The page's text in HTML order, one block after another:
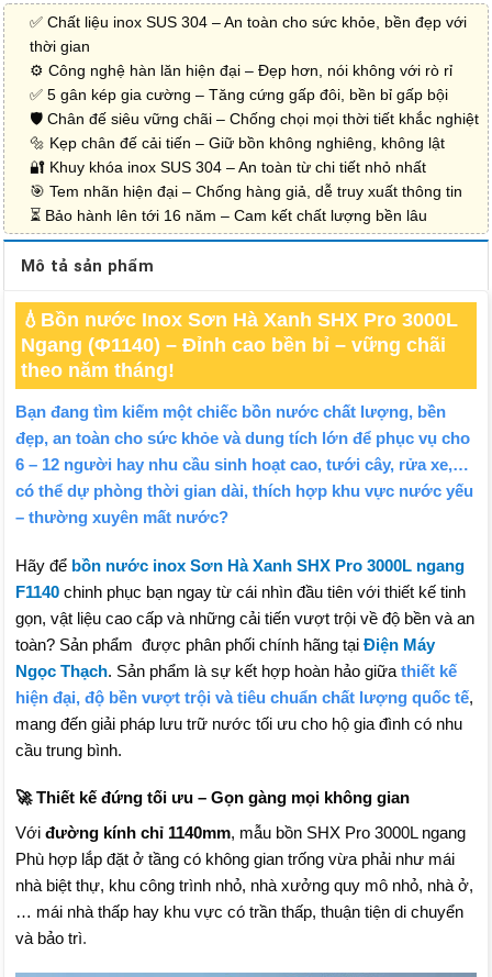
✅ Chất liệu inox SUS 304 – An toàn cho sức khỏe, bền đẹp với
thời gian
⚙️ Công nghệ hàn lăn hiện đại – Đẹp hơn, nói không với rò rỉ
✅ 5 gân kép gia cường – Tăng cứng gấp đôi, bền bỉ gấp bội
🛡️ Chân đế siêu vững chãi – Chống chọi mọi thời tiết khắc nghiệt
🔩 Kẹp chân đế cải tiến – Giữ bồn không nghiêng, không lật
🔐 Khuy khóa inox SUS 304 – An toàn từ chi tiết nhỏ nhất
🎯 Tem nhãn hiện đại – Chống hàng giả, dễ truy xuất thông tin
⏳ Bảo hành lên tới 16 năm – Cam kết chất lượng bền lâu
Mô tả sản phẩm
💧Bồn nước Inox Sơn Hà Xanh SHX Pro 3000L
Ngang (Φ1140) – Đỉnh cao bền bỉ – vững chãi
theo năm tháng!
Bạn đang tìm kiếm một chiếc bồn nước chất lượng, bền
đẹp, an toàn cho sức khỏe và dung tích lớn để phục vụ cho
6 – 12 người hay nhu cầu sinh hoạt cao, tưới cây, rửa xe,…
có thể dự phòng thời gian dài, thích hợp khu vực nước yếu
– thường xuyên mất nước?
Hãy để bồn nước inox Sơn Hà Xanh SHX Pro 3000L ngang
F1140chinh phục bạn ngay từ cái nhìn đầu tiên với thiết kế tinh
gọn, vật liệu cao cấp và những cải tiến vượt trội về độ bền và an
toàn? Sản phẩm được phân phối chính hãng tại Điện Máy
Ngọc Thạch. Sản phẩm là sự kết hợp hoàn hảo giữa thiết kế
hiện đại, độ bền vượt trội và tiêu chuẩn chất lượng quốc tế,
mang đến giải pháp lưu trữ nước tối ưu cho hộ gia đình có nhu
cầu trung bình.
🚀 Thiết kế đứng tối ưu – Gọn gàng mọi không gian
Với đường kính chỉ 1140mm, mẫu bồn SHX Pro 3000L ngang
Phù hợp lắp đặt ở tầng có không gian trống vừa phải như mái
nhà biệt thự, khu công trình nhỏ, nhà xưởng quy mô nhỏ, nhà ở,
… mái nhà thấp hay khu vực có trần thấp, thuận tiện di chuyển
và bảo trì.